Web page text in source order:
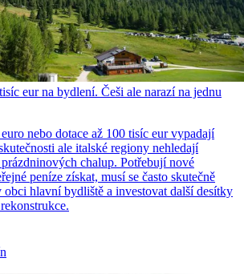
eur na bydlení. Češi ale narazí na jednu
nebo dotace až 100 tisíc eur vypadají
ale italské regiony nehledají
chalup. Potřebují nové
peníze získat, musí se často skutečně
obci hlavní bydliště a investovat další desítky